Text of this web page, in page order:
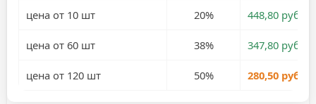
цена от 10 шт 20% 448,80 руб.
цена от 60 шт 38% 347,80 руб.
цена от 120 шт 50% 280,50 руб.